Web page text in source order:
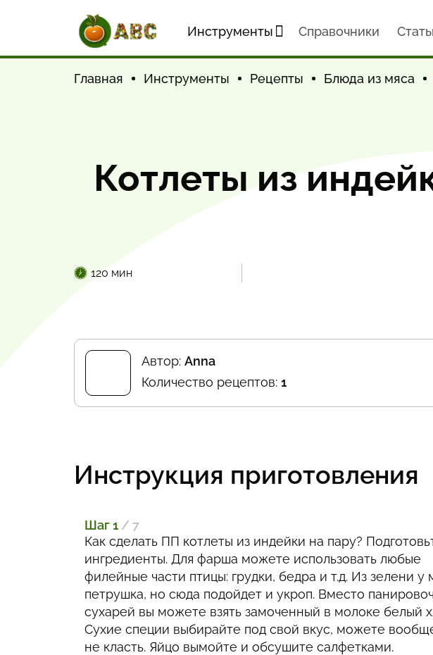
Инструменты Cправочники
Главная Инструменты Рецепты Блюда из мяса
Котлеты из
120 мин
Автор: Аnnа
Количество рецептов: 1
Инструкция приготовления
Шаг 1 / 7
Как сделать ПП котлеты из индейки на пару?
ингредиенты. Для фарша можете использовать любые
филейные части птицы: грудки, бедра и т.д. Из зелени у
петрушка, но сюда подойдет и укроп. Вместо
сухарей вы можете взять замоченный в молоке белый
Сухие специи выбирайте под свой вкус, можете
не класть. Яйцо вымойте и обсушите салфетками.